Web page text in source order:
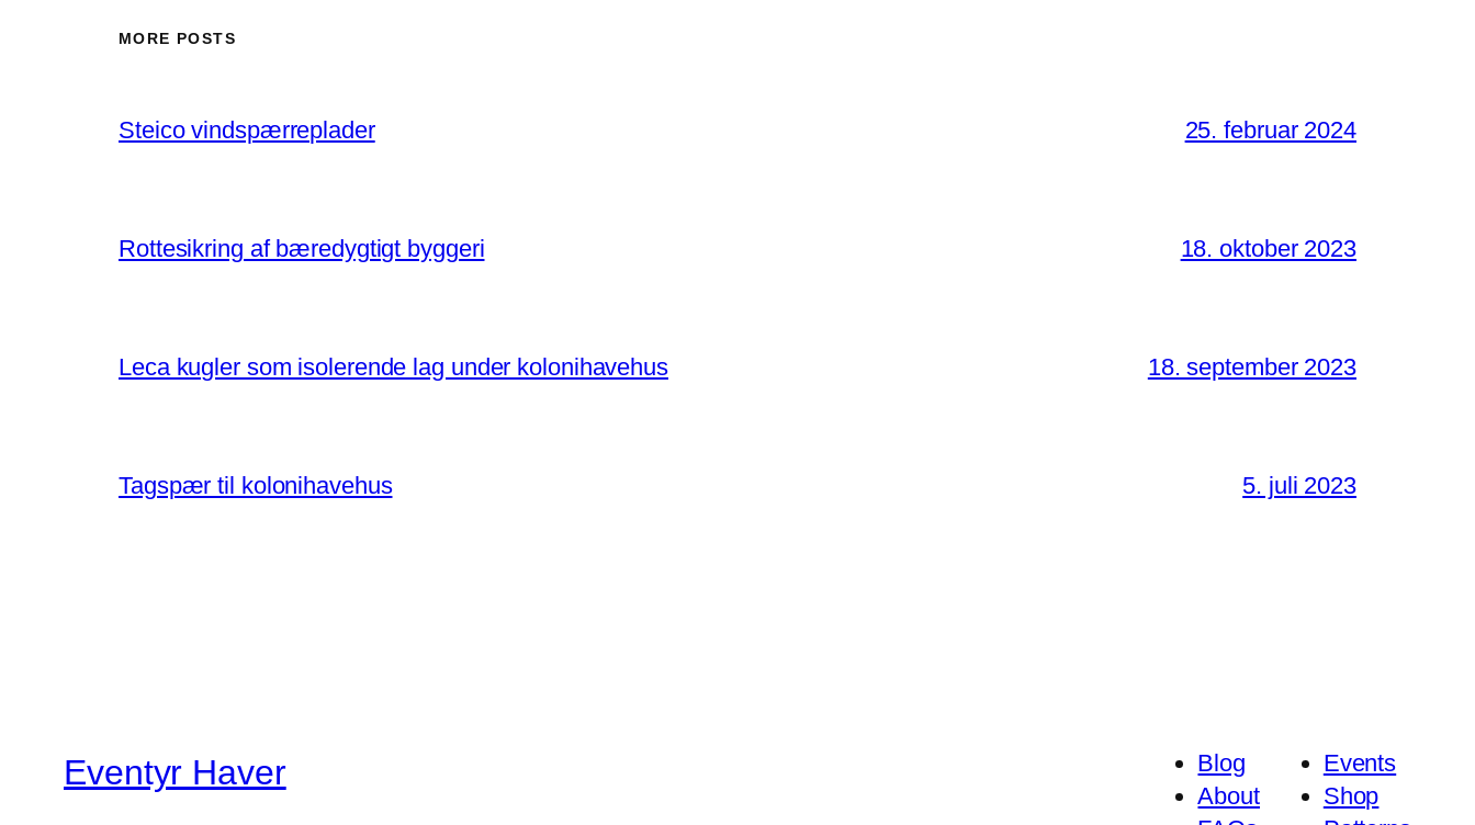
MORE POSTS
Steico vindspærreplader 25. februar 2024
Rottesikring af bæredygtigt byggeri 18. oktober 2023
Leca kugler som isolerende lag under kolonihavehus 18. september 2023
Tagspær til kolonihavehus 5. juli 2023
Eventyr Haver
Blog
About
Events
Shop